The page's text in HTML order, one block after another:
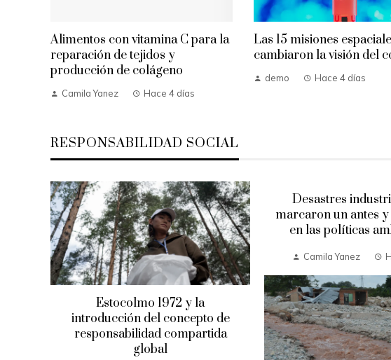
Alimentos con vitamina C para la
reparación de tejidos y
producción de colágeno
Camila Yanez Hace 4 días
Las 15 misiones
cambiaron la visión del
demo Hace 4 días
RESPONSABILIDAD SOCIAL
Estocolmo 1972 y la
introducción del concepto de
responsabilidad compartida
global
Desastres
marcaron un antes y
en las políticas
Camila Yanez